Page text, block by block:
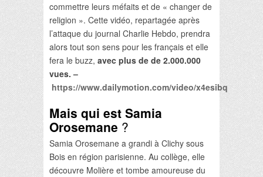
commettre leurs méfaits et de « changer de
religion ». Cette vidéo, repartagée après
l’attaque du journal Charlie Hebdo, prendra
alors tout son sens pour les français et elle
fera le buzz, avec plus de de 2.000.000
vues. –
https://www.dailymotion.com/video/x4esibq
Mais qui est Samia
Orosemane ?
Samia Orosemane a grandi à Clichy sous
Bois en région parisienne. Au collège, elle
découvre Molière et tombe amoureuse du